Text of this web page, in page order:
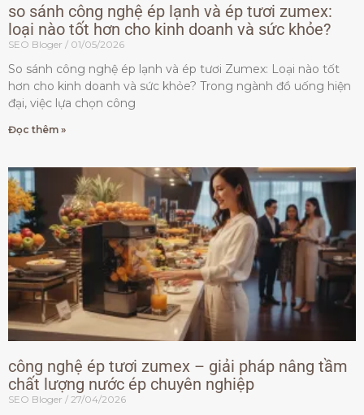
so sánh công nghệ ép lạnh và ép tươi zumex:
loại nào tốt hơn cho kinh doanh và sức khỏe?
SEO Bloger 01/05/2026
So sánh công nghệ ép lạnh và ép tươi Zumex: Loại nào tốt
hơn cho kinh doanh và sức khỏe? Trong ngành đồ uống hiện
đại, việc lựa chọn công
Đọc thêm »
công nghệ ép tươi zumex – giải pháp nâng tầm
chất lượng nước ép chuyên nghiệp
SEO Bloger 27/04/2026